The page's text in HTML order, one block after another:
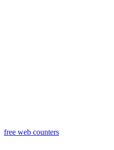
free web counters